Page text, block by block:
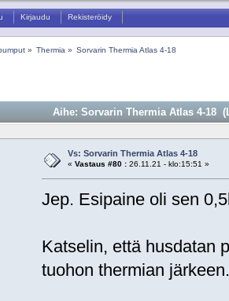
Kirjaudu Rekisteröidy
» Thermia » Sorvarin Thermia Atlas 4-18
Aihe: Sorvarin Thermia Atlas 4-18
Vs: Sorvarin Thermia Atlas 4-18
« Vastaus #80 :26.11.21 - klo:15:51 »
Jep. Esipaine oli sen
Katselin, että husdatan
tuohon thermian